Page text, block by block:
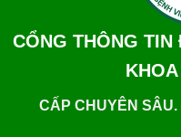
CỔNG THÔNG
CẤP CHUYÊN